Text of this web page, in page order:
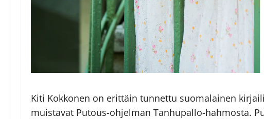
Kiti Kokkonen on erittäin tunnettu suomalainen
muistavat Putous-ohjelman Tanhupallo-hahmosta.